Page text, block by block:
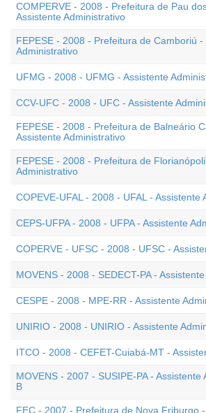
COMPERVE - 2008 - Prefeitura de Pau
Assistente Administrativo
FEPESE - 2008 - Prefeitura de Camboriú -
Administrativo
UFMG - 2008 - UFMG - Assistente
CCV-UFC - 2008 - UFC - Assistente
FEPESE - 2008 - Prefeitura de Balneário
Assistente Administrativo
FEPESE - 2008 - Prefeitura de
Administrativo
COPEVE-UFAL - 2008 - UFAL - Assistente
CEPS-UFPA - 2008 - UFPA - Assistente
COPERVE - UFSC - 2008 - UFSC -
MOVENS - 2008 - SEDECT-PA -
CESPE - 2008 - MPE-RR - Assistente
UNIRIO - 2008 - UNIRIO - Assistente
ITCO - 2008 - CEFET-Cuiabá-MT -
MOVENS - 2007 - SUSIPE-PA - Assistente
B
FEC - 2007 - Prefeitura de Nova Friburgo